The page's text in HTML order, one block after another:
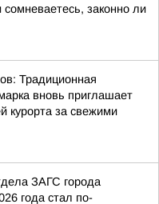
законно ли
Традиционная
вновь приглашает
курорта за свежими
ЗАГС города
года стал по-